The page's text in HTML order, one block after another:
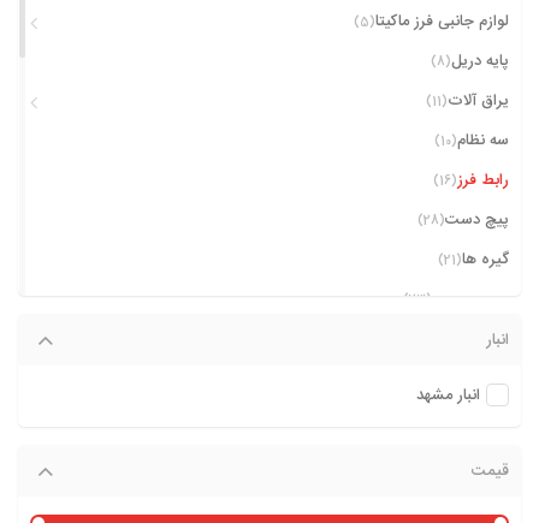
لوازم جانبی فرز ماکیتا(5)
پایه دریل(8)
یراق آلات(11)
سه نظام(10)
رابط فرز(16)
پیچ دست(28)
گیره ها(21)
(23)
شابلون ها
هویه
میله همزن
انبار
انبار مشهد
قیمت